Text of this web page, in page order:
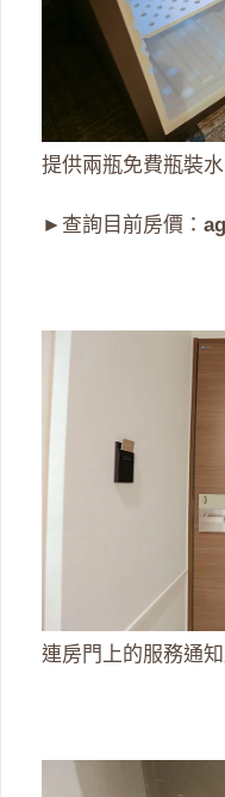
提供兩瓶免費瓶裝水
►查詢目前房價：
連房門上的服務通